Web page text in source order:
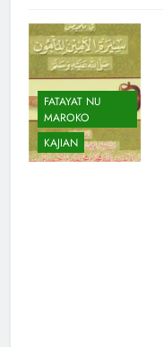
FATAYAT NU
MAROKO
KAJIAN